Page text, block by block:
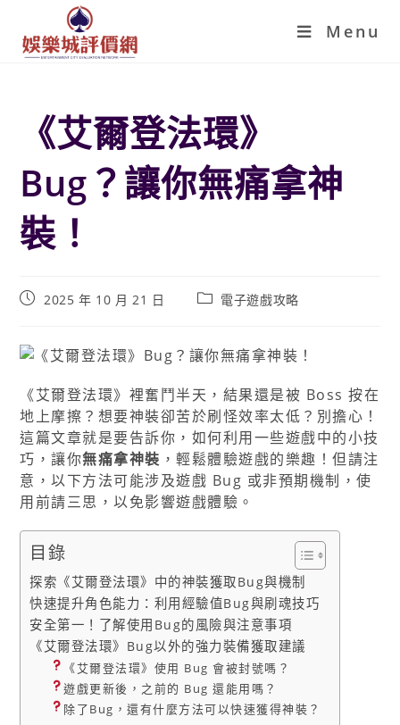
Menu
《艾爾登法環》
Bug？讓你無痛拿神
裝！
2025 年 10 月 21 日 電子遊戲攻略
《艾爾登法環》裡奮鬥半天，結果還是被 Boss 按在
地上摩擦？想要神裝卻苦於刷怪效率太低？別擔心！
這篇文章就是要告訴你，如何利用一些遊戲中的小技
巧，讓你無痛拿神裝 ，輕鬆體驗遊戲的樂趣！但請注
意，以下方法可能涉及遊戲 Bug 或非預期機制，使
用前請三思，以免影響遊戲體驗。
目錄
探索《艾爾登法環》中的神裝獲取Bug與機制
快速提升角色能力：利用經驗值Bug與刷魂技巧
安全第一！了解使用Bug的風險與注意事項
《艾爾登法環》Bug以外的強力裝備獲取建議
《艾爾登法環》使用 Bug 會被封號嗎？
遊戲更新後，之前的 Bug 還能用嗎？
除了Bug，還有什麼方法可以快速獲得神裝？